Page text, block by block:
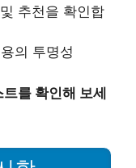
추천을 확인합
의 투명성
를 확인해 보세